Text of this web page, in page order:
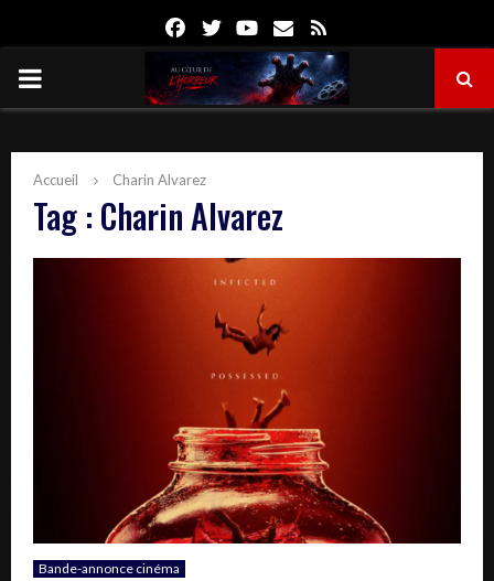
FacebookTwitterYoutube
Email
PRIMARY
Accueil Charin Alvarez
Tag : Charin Alvarez
Bande-annonce cinéma